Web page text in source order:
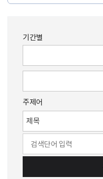
기간별
주제어